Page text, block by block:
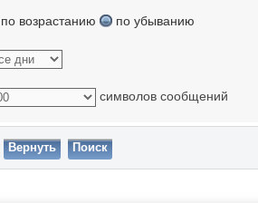
по возрастанию по убыванию
символов сообщений